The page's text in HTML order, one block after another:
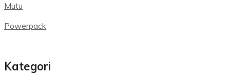
Mutu
Powerpack
Kategori